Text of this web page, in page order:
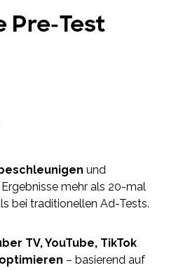
Pre-Test
und
mehr als 20-mal
bei traditionellen Ad-Tests.
TV, YouTube, TikTok
– basierend auf